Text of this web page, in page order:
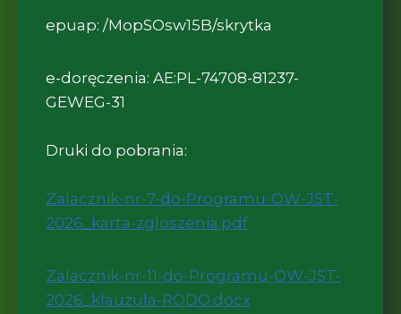
epuap: /MopSOsw15B/skrytka
e-doręczenia: AE:PL-74708-81237-
GEWEG-31
Druki do pobrania:
Zalacznik-nr-7-do-Programu-OW-JST-
2026_karta-zgloszenia.pdf(otwiera się w
Zalacznik-nr-11-do-Programu-OW-JST-
2026_klauzula-RODO.docx(otwiera się w